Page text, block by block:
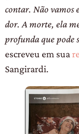
contar. Não vamos
dor. A morte, ela
profunda que pode
escreveu em sua
Sangirardi.